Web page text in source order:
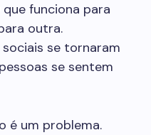
funciona para
outra.
se tornaram
se sentem
é um problema.